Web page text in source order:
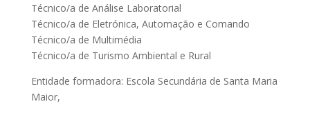
Técnico/a de Análise Laboratorial
Técnico/a de Eletrónica, Automação e Comando
Técnico/a de Multimédia
Técnico/a de Turismo Ambiental e Rural
Entidade formadora: Escola Secundária de Santa Maria
Maior,